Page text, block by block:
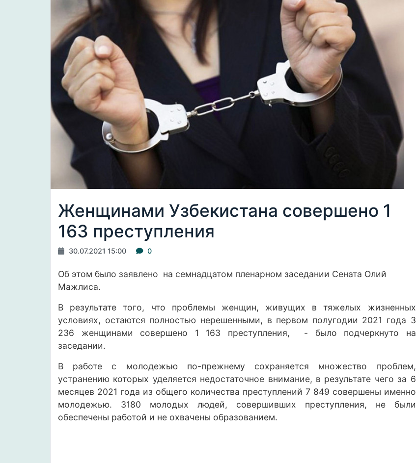
Женщинами Узбекистана совершено 1
163 преступления
30.07.2021 15:00 0
Об этом было заявлено на семнадцатом пленарном заседании Сената Олий
Мажлиса.
В результате того, что проблемы женщин, живущих в тяжелых жизненных
условиях, остаются полностью нерешенными, в первом полугодии 2021 года 3
236 женщинами совершено 1 163 преступления, - было подчеркнуто на
заседании.
В работе с молодежью по-прежнему сохраняется множество проблем,
устранению которых уделяется недостаточное внимание, в результате чего за 6
месяцев 2021 года из общего количества преступлений 7 849 совершены именно
молодежью. 3180 молодых людей, совершивших преступления, не были
обеспечены работой и не охвачены образованием.